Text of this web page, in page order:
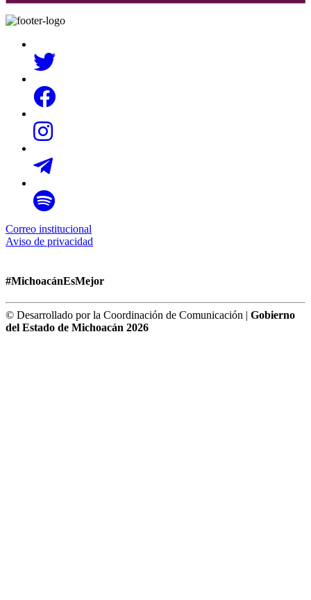
Correo institucional
Aviso de privacidad
#MichoacánEsMejor
© Desarrollado por la Coordinación de Comunicación | Gobierno
del Estado de Michoacán 2026